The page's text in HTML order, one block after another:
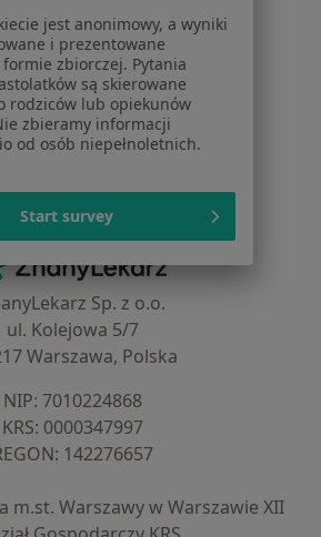
profesjonalistów
Cennik
Dla lekarzy
medycznych
Notes
nowość
ZnanyLekarz - Strona główna
Sp. z o.o.
ul. Kolejowa 5/7
Warszawa, Polska
NIP: ⁠7010224868
KRS: ⁠0000347997
⁠142276657
m.st. Warszawy w Warszawie XII
jest anonimowy, a wyniki
i prezentowane
formie zbiorczej. Pytania
są skierowane
rodziców lub opiekunów
zbieramy informacji
od osób niepełnoletnich.
Start survey